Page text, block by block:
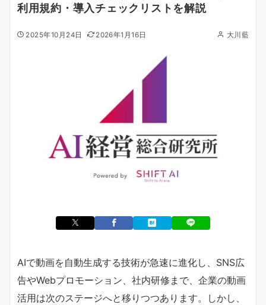
利用規約・導入チェックリストを解説
2025年10月24日 2026年1月16日 大川藍
AIで動画を自動生成する技術が急速に進化し、SNS広
告やWebプロモーション、社内研修まで、企業の動画
活用は次のステージへと移りつつあります。しかし、